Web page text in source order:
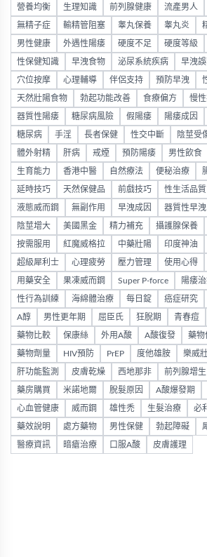
營養均衡 生理知識 前列腺健康 流產男人
無精子症 輸精管阻塞 睾丸保養 睾丸炎
男性健康 外遇性陽痿 硬度不足 硬度等級
性保健知識 早洩食物 泌尿系統疾病 早洩誤
穴位按摩 心理輔導 伴侶支持 預防早洩
天然壯陽食物 勃起功能改善 食療偏方 慢
器質性陽痿 糖尿病風險 假陽痿 陽痿成因
糖尿病 手淫 長者保健 性交中斷 陰莖受
體外射精 肝病 戒煙 預防陽痿 男性飲食
生育能力 香港中醫 自然療法 便秘治療
延時技巧 天然保健品 前戲技巧 性生活品質
液態威而鋼 無副作用 早洩成因 器質性早洩
陰莖增大 美國黑金 精力補充 攝護腺保養
按需服用 紅魔威格拉 中藥壯陽 印度神油
超級犀利士 心理疲勞 壓力管理 使用心得
用藥安全 果凍威而鋼 Super P-force 陽痿
性行為訓練 海綿體治療 每日錠 癌症研究
A醇 男性更年期 屈臣氏 狂脫期 青春痘
藥物比較 保康絲 外用A酸 A酸復發 藥物
藥物劑量 HIV預防 PrEP 度他雄胺 樂威
肝功能監測 皮膚乾燥 西地那非 前列腺增生
藥房購買 米諾地爾 脫髮原因 A酸爆發期
心血管健康 威而鋼 雄性禿 生髮治療 必
藥效說明 處方藥物 男性保健 勃起障礙
醫療資訊 暗瘡治療 口服A酸 皮膚護理